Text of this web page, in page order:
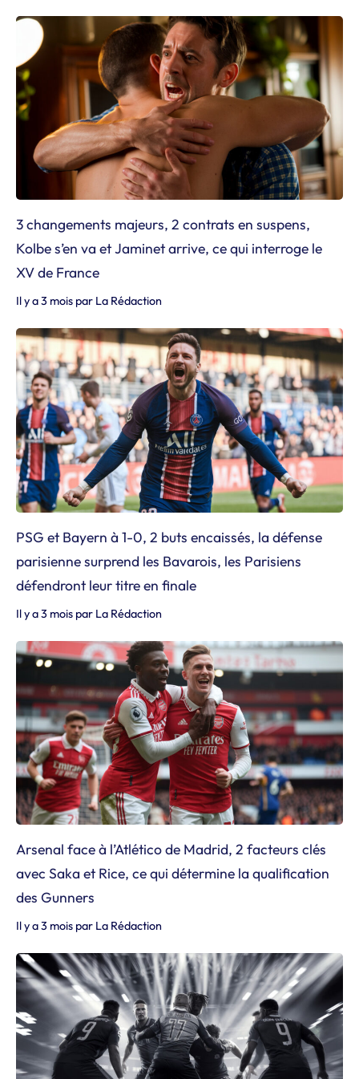
3 changements majeurs, 2 contrats en suspens,
Kolbe s’en va et Jaminet arrive, ce qui interroge le
XV de France
Il y a 3 mois par La Rédaction
PSG et Bayern à 1-0, 2 buts encaissés, la défense
parisienne surprend les Bavarois, les Parisiens
défendront leur titre en finale
Il y a 3 mois par La Rédaction
Arsenal face à l’Atlético de Madrid, 2 facteurs clés
avec Saka et Rice, ce qui détermine la qualification
des Gunners
Il y a 3 mois par La Rédaction